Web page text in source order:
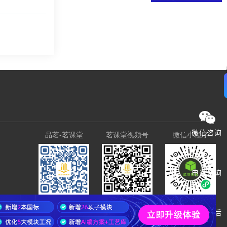
品茗-茗课堂 茗课堂视频号 微信小程序
微信咨询
电话咨询
技术售后